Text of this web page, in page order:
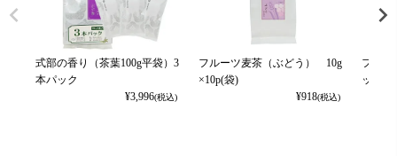
式部の香り（茶葉100g平袋）3
本パック
¥3,996(税込)
フルーツ麦茶（ぶどう） 10g
×10p(袋)
¥918(税込)
フルー
ット